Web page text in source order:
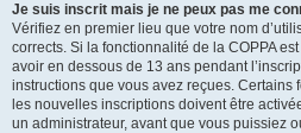
Je suis inscrit mais je ne peux pas me
Vérifiez en premier lieu que votre nom
corrects. Si la fonctionnalité de la COPPA
avoir en dessous de 13 ans pendant
instructions que vous avez reçues. Certains
les nouvelles inscriptions doivent être
un administrateur, avant que vous puissiez